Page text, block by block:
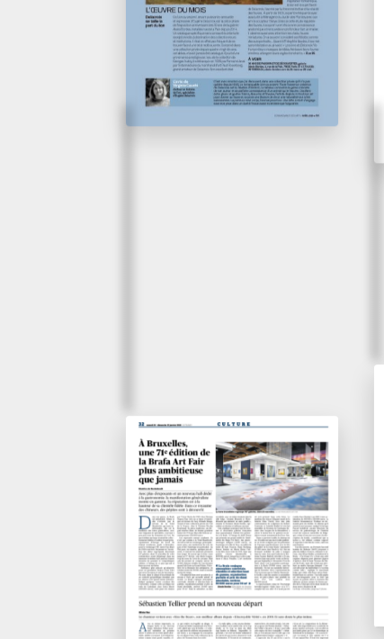
Connaissance des arts
32 / 24 - 25 janvier 2026
A Bruxelles, une 71e
édition de la Brafa
Art Fair plus
ambitieuse que
jamais